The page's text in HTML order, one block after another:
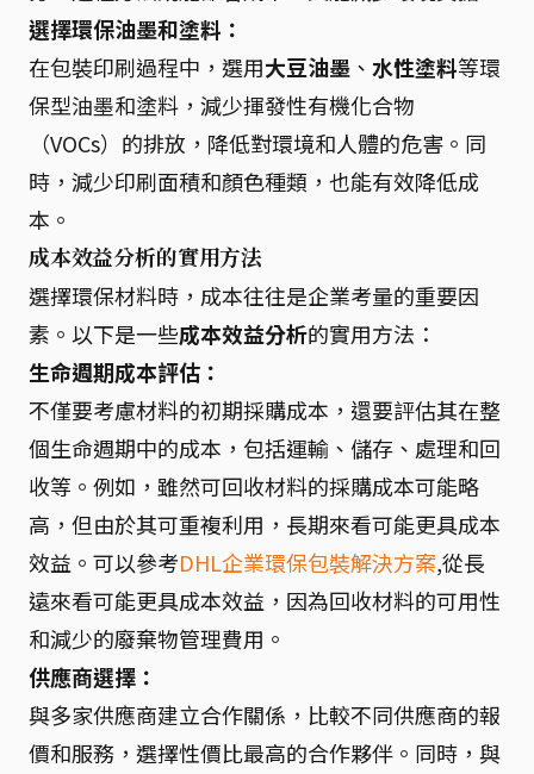
選擇環保油墨和塗料：
在包裝印刷過程中，選用大豆油墨 、 水性塗料等環
保型油墨和塗料，減少揮發性有機化合物
（VOCs）的排放，降低對環境和人體的危害。同
時，減少印刷面積和顏色種類，也能有效降低成
本。
成本效益分析的實用方法
選擇環保材料時，成本往往是企業考量的重要因
素。以下是一些成本效益分析的實用方法：
生命週期成本評估：
不僅要考慮材料的初期採購成本，還要評估其在整
個生命週期中的成本，包括運輸、儲存、處理和回
收等。例如，雖然可回收材料的採購成本可能略
高，但由於其可重複利用，長期來看可能更具成本
效益。可以參考DHL企業環保包裝解決方案,從長
遠來看可能更具成本效益，因為回收材料的可用性
和減少的廢棄物管理費用。
供應商選擇：
與多家供應商建立合作關係，比較不同供應商的報
價和服務，選擇性價比最高的合作夥伴。同時，與